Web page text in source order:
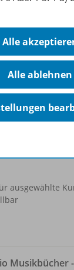
Musikbücher
2014
4
ausgewählte
Musikbücher
Alle
Alle ablehnen